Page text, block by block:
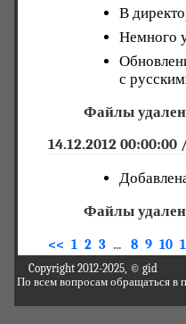
В
Немного
с
Файлы
14.12.2012 00:00:00
Файлы
<< 1 2 3 ... 8 9 10
Copyright 2012-2025, © gid
По всем вопросам обращаться в